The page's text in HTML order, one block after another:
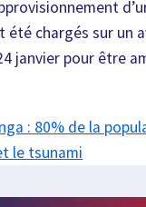
été chargés sur un
janvier pour être
: 80% de la
le tsunami